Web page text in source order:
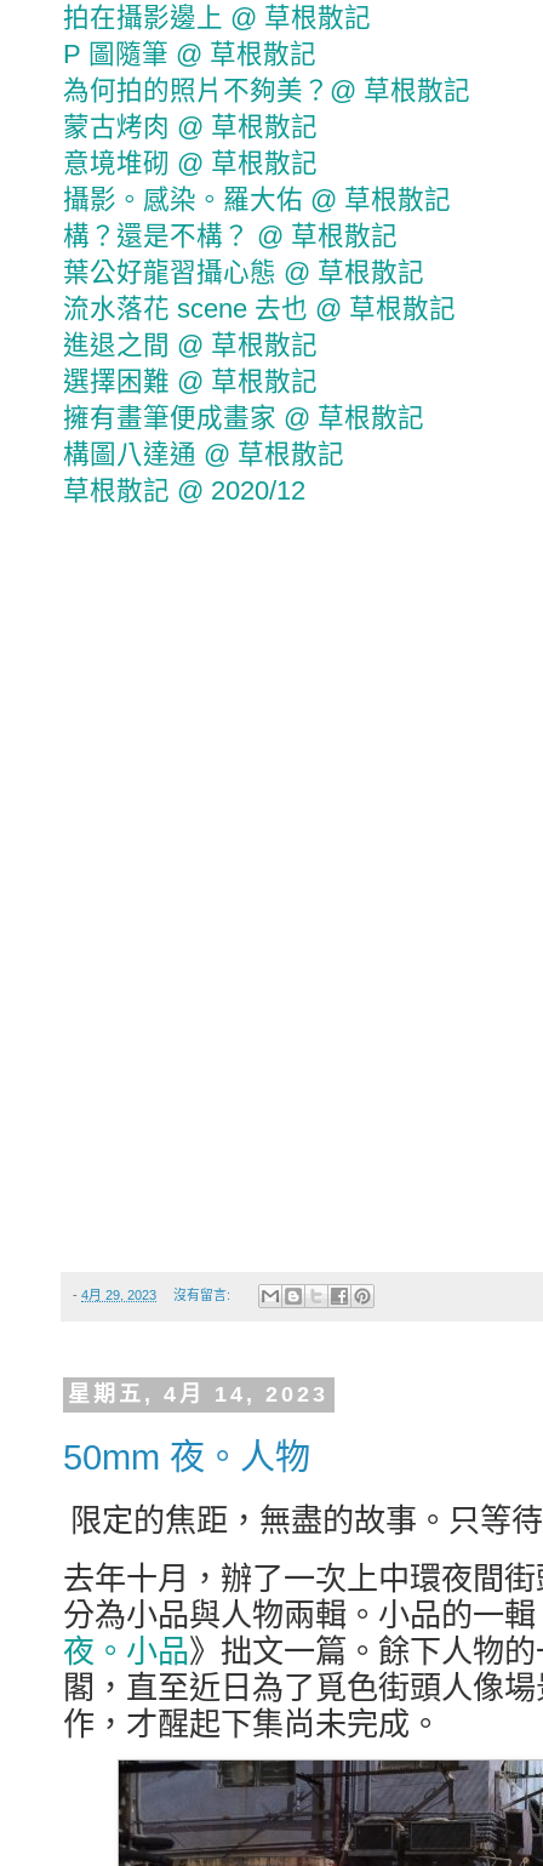
拍在攝影邊上 @ 草根散記
P 圖隨筆 @ 草根散記
為何拍的照片不夠美？@ 草根散記
蒙古烤肉 @ 草根散記
意境堆砌 @ 草根散記
攝影。感染。羅大佑 @ 草根散記
構？還是不構？ @ 草根散記
葉公好龍習攝心態 @ 草根散記
流水落花 scene 去也 @ 草根散記
進退之間 @ 草根散記
選擇困難 @ 草根散記
擁有畫筆便成畫家 @ 草根散記
構圖八達通 @ 草根散記
草根散記 @ 2020/12
- 4月 29, 2023 沒有留言:
星期五, 4月 14, 2023
50mm 夜。人物
限定的焦距，無盡的故事。只等
去年十月，辦了一次上中環夜間
分為小品與人物兩輯。小品的一
夜。小品》拙文一篇。餘下人物
閣，直至近日為了覓色街頭人像
作，才醒起下集尚未完成。